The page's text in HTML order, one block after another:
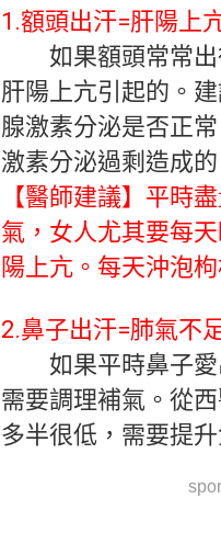
1.額頭出汗=肝陽上
如果額頭常常出
肝陽上亢引起的。
腺激素分泌是否正
激素分泌過剩造成的
【醫師建議】平時
氣，女人尤其要每
陽上亢。每天沖泡
2.鼻子出汗=肺氣不
如果平時鼻子愛
需要調理補氣。從
多半很低，需要提升